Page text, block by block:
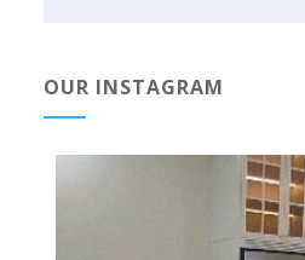
OUR INSTAGRAM